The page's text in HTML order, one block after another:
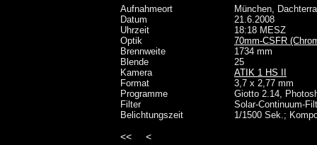
Aufnahmeort
München,
Datum
21.6.2008
Uhrzeit
18:18 MESZ
Optik
70mm-CSFR
Brennweite
1734 mm
Blende
25
Kamera
ATIK 1 HS II
Format
3,7 x 2,77 mm
Programme
Giotto 2.14,
Filter
Solar-Continuum-
Belichtungszeit
1/1500 Sek.;
<< <